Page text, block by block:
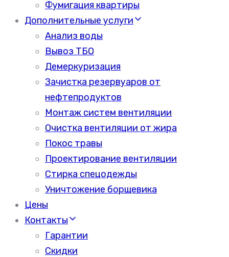
Фумигация квартиры
Дополнительные услуги
Анализ воды
Вывоз ТБО
Демеркуризация
Зачистка резервуаров от
нефтепродуктов
Монтаж систем вентиляции
Очистка вентиляции от жира
Покос травы
Проектирование вентиляции
Стирка спецодежды
Уничтожение борщевика
Цены
Контакты
Гарантии
Скидки